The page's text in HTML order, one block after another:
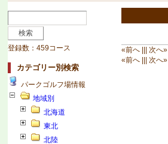
登録数：459コース
カテゴリー別検索
パークゴルフ場情報
地域別
北海道
東北
北陸
«前へ ||| 次へ»
«前へ ||| 次へ»